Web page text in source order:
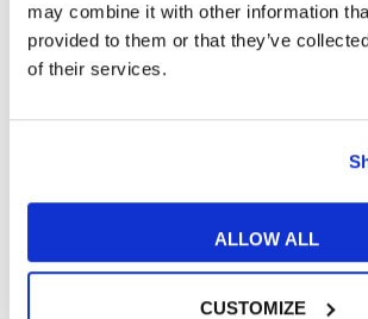
may combine it with other information
provided to them or that they’ve
of their services.
ALLOW ALL
CUSTOMIZE
Una puntata natalizia
questa che vede i nostri
sorta di anti-Babbo
sacrifici umani attirando
Ci sono tanti
quali i fratelli Winchester
bambini, trascorrevano il